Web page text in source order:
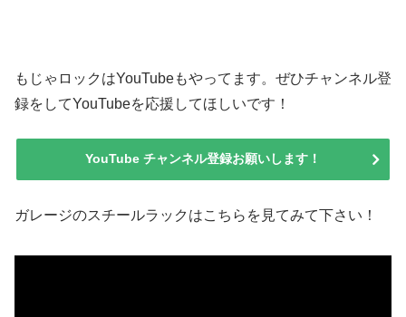
もじゃロックはYouTubeもやってます。ぜひチャンネル登
録をしてYouTubeを応援してほしいです！
YouTube チャンネル登録お願いします！
ガレージのスチールラックはこちらを見てみて下さい！